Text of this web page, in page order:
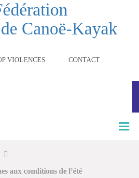
VIOLENCES CONTACT
T
aux conditions de l’été